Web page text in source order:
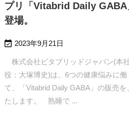
プリ「Vitabrid Daily GABA
登場。
 2023年9月21日
株式会社ビタブリッドジャパン(本
役：大塚博史)は、6つの健康悩みに
て、「Vitabrid Daily GABA」の販売
たします。
熟睡で ...